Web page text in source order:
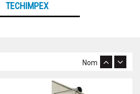
TECHIMPEX
Nom